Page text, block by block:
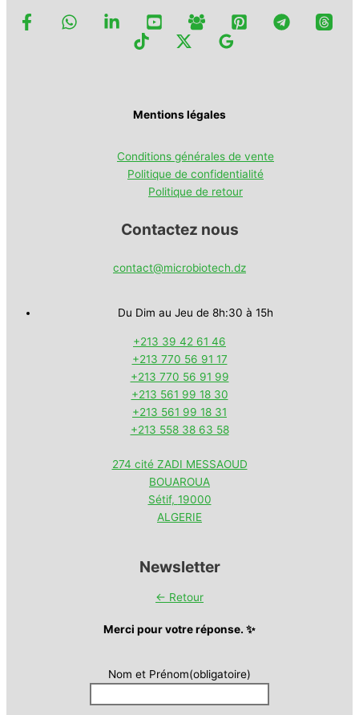
Mentions légales
Conditions générales de vente
Politique de confidentialité
Politique de retour
Contactez nous
contact@microbiotech.dz
Du Dim au Jeu de 8h:30 à 15h
+213 39 42 61 46
+213 770 56 91 17
+213 770 56 91 99
+213 561 99 18 30
+213 561 99 18 31
+213 558 38 63 58
274 cité ZADI MESSAOUD
BOUAROUA
Sétif, 19000
ALGERIE
Newsletter
← Retour
Merci pour votre réponse. ✨
Nom et Prénom(obligatoire)